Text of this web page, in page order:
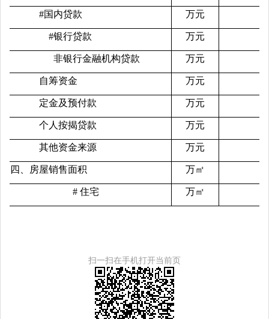
#国内贷款 万元
#银行贷款 万元
非银行金融机构贷款 万元
自筹资金 万元
定金及预付款 万元
个人按揭贷款 万元
其他资金来源 万元
四、房屋销售面积 万㎡
# 住宅 万㎡
扫一扫在手机打开当前页